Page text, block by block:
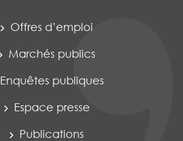
Offres d’emploi
Marchés publics
Enquêtes publiques
Espace presse
Publications